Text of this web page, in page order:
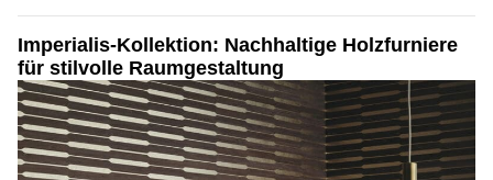
Imperialis-Kollektion: Nachhaltige Holzfurniere
für stilvolle Raumgestaltung